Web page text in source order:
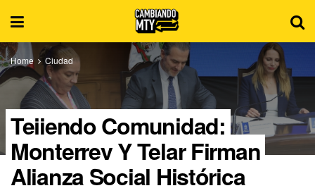
Home Ciudad
Tejiendo Comunidad:
Monterrey Y Telar Firman
Alianza Social Histórica